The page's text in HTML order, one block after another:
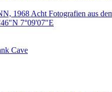
Acht Fotografien aus dem
7°09'07"E
Cave